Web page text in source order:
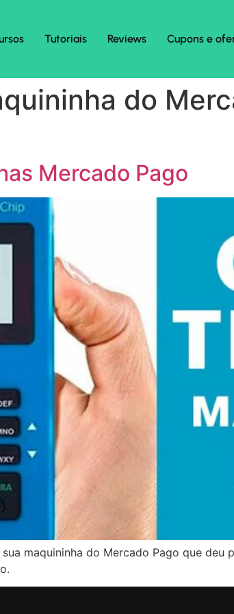
Tutoriais Reviews Cupons e
do
Mercado Pago
maquininha do Mercado Pago que deu